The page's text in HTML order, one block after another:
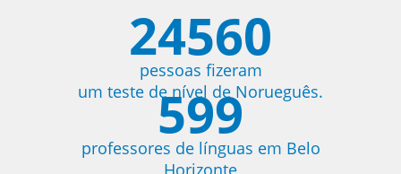
24560
pessoas fizeram
um teste de nível de Norueguês.
599
professores de línguas em Belo
Horizonte